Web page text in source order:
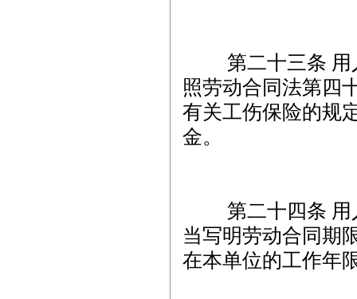
第二十三条 用人
照劳动合同法第四
有关工伤保险的规
金。
第二十四条 用人
当写明劳动合同期
在本单位的工作年